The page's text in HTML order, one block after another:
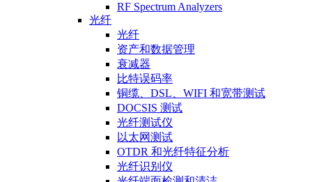
RF Spectrum Analyzers
光纤
光纤
资产和数据管理
衰减器
比特误码率
铜缆、DSL、WIFI 和宽带测试
DOCSIS 测试
光纤测试仪
以太网测试
OTDR 和光纤特征分析
光纤识别仪